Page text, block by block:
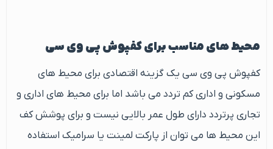
محیط های مناسب برای کفپوش پی وی سی
کفپوش پی وی سی یک گزینه اقتصادی برای محیط های
مسکونی و اداری کم تردد می باشد اما برای محیط های اداری و
تجاری پرتردد دارای طول عمر بالایی نیست و برای پوشش کف
این محیط ها می توان از پارکت لمینت یا سرامیک استفاده